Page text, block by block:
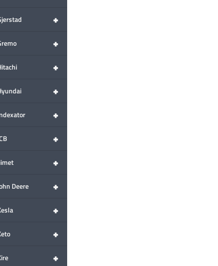
+
+
+
+
+
+
+
+
Deere
+
+
+